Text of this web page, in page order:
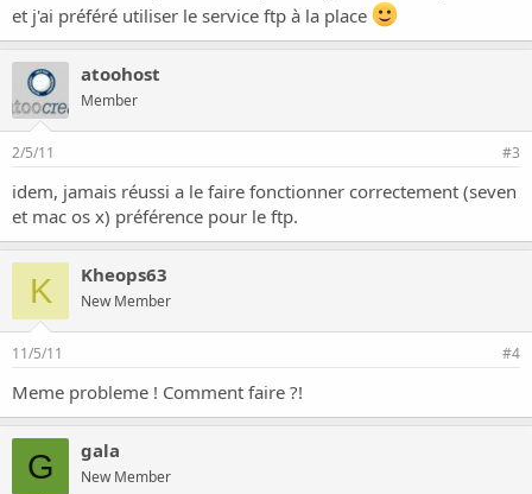
et j'ai préféré utiliser le service ftp à la place
atoohost
Member
2/5/11 #3
idem, jamais réussi a le faire fonctionner correctement (seven
et mac os x) préférence pour le ftp.
K Kheops63
New Member
11/5/11 #4
Meme probleme ! Comment faire ?!
G gala
New Member